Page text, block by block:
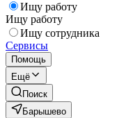
Ищу работу
Ищу работу
Ищу сотрудника
Сервисы
Помощь
Ещё
Поиск
Барышево